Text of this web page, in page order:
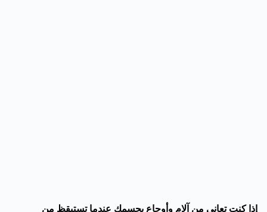
إذا كنت تعاني من آلام وأوجاع بجسمك عندما تستيقظ من